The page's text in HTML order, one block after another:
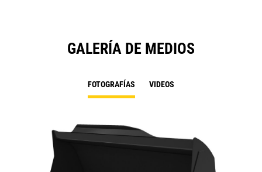
GALERÍA DE MEDIOS
FOTOGRAFÍAS VIDEOS